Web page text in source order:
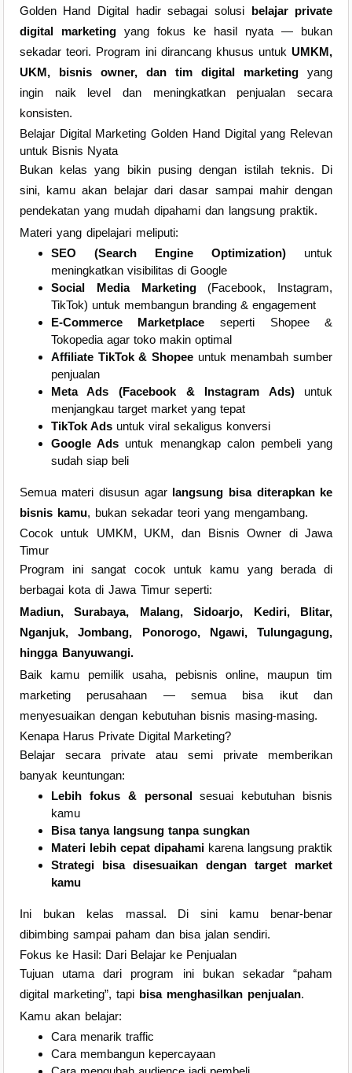
Golden Hand Digital hadir sebagai solusi belajar private
digital marketingyang fokus ke hasil nyata — bukan
sekadar teori. Program ini dirancang khusus untukUMKM,
UKM, bisnis owner, dan tim digital marketing yang
ingin naik level dan meningkatkan penjualan secara
konsisten.
Belajar Digital Marketing Golden Hand Digital yang Relevan
untuk Bisnis Nyata
Bukan kelas yang bikin pusing dengan istilah teknis. Di
sini, kamu akan belajar dari dasar sampai mahir dengan
pendekatan yang mudah dipahami dan langsung praktik.
Materi yang dipelajari meliputi:
SEO (Search Engine Optimization) untuk
meningkatkan visibilitas di Google
Social Media Marketing(Facebook, Instagram,
TikTok) untuk membangun branding & engagement
E-Commerce Marketplace seperti Shopee &
Tokopedia agar toko makin optimal
Affiliate TikTok & Shopee untuk menambah sumber
penjualan
Meta Ads (Facebook & Instagram Ads)untuk
menjangkau target market yang tepat
TikTok Adsuntuk viral sekaligus konversi
Google Ads untuk menangkap calon pembeli yang
sudah siap beli
Semua materi disusun agar langsung bisa diterapkan ke
bisnis kamu, bukan sekadar teori yang mengambang.
Cocok untuk UMKM, UKM, dan Bisnis Owner di Jawa
Timur
Program ini sangat cocok untuk kamu yang berada di
berbagai kota di Jawa Timur seperti:
Madiun, Surabaya, Malang, Sidoarjo, Kediri, Blitar,
Nganjuk, Jombang, Ponorogo, Ngawi, Tulungagung,
hingga Banyuwangi.
Baik kamu pemilik usaha, pebisnis online, maupun tim
marketing perusahaan — semua bisa ikut dan
menyesuaikan dengan kebutuhan bisnis masing-masing.
Kenapa Harus Private Digital Marketing?
Belajar secara private atau semi private memberikan
banyak keuntungan:
Lebih fokus & personalsesuai kebutuhan bisnis
kamu
Bisa tanya langsung tanpa sungkan
Materi lebih cepat dipahamikarena langsung praktik
Strategi bisa disesuaikan dengan target market
kamu
Ini bukan kelas massal. Di sini kamu benar-benar
dibimbing sampai paham dan bisa jalan sendiri.
Fokus ke Hasil: Dari Belajar ke Penjualan
Tujuan utama dari program ini bukan sekadar “paham
digital marketing”, tapi bisa menghasilkan penjualan.
Kamu akan belajar:
Cara menarik traffic
Cara membangun kepercayaan